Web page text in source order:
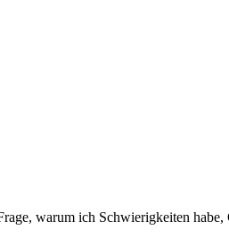
warum ich Schwierigkeiten habe,